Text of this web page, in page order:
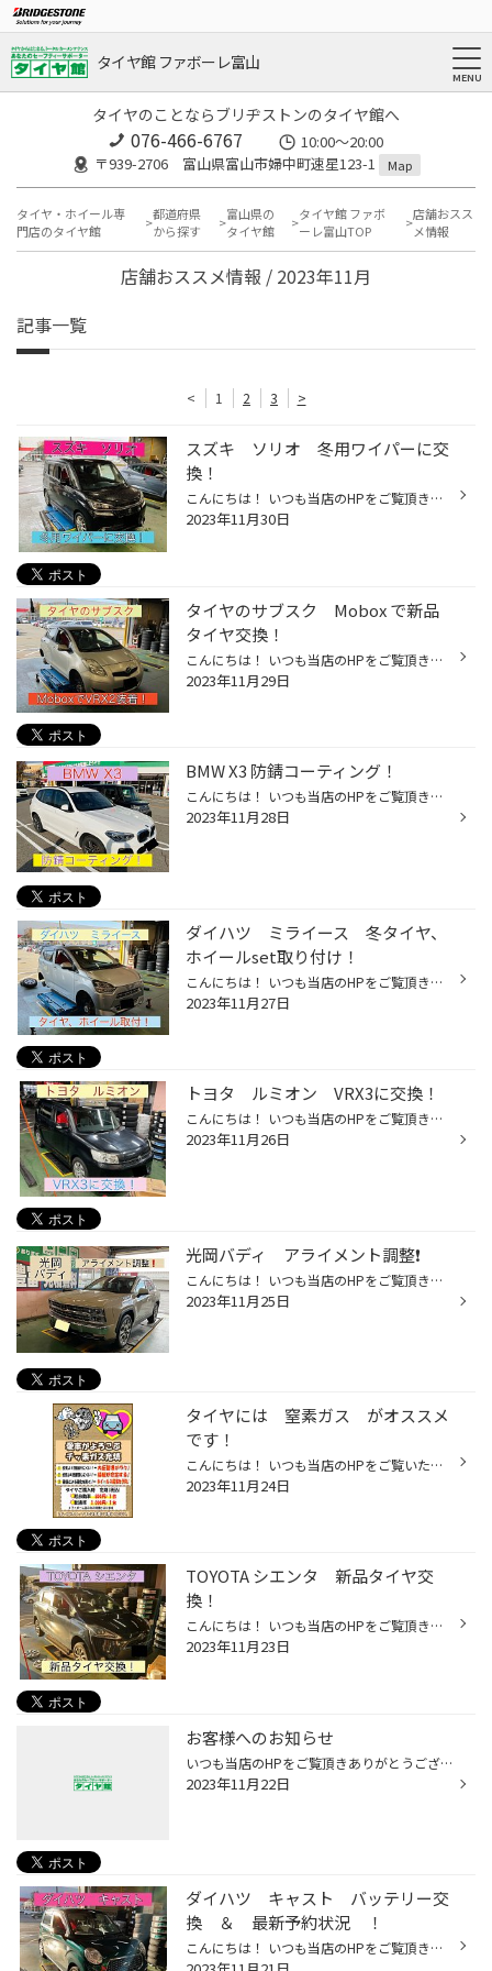
タイヤ館 ファボーレ富山
タイヤのことならブリヂストンのタイヤ館へ
076-466-6767
10:00～20:00
〒939-2706 富山県富山市婦中町速星123-1
Map
タイヤ・ホイール専
門店のタイヤ館
都道府県
から探す
富山県の
タイヤ館
タイヤ館 ファボ
ーレ富山TOP
店舗おスス
メ情報
店舗おススメ情報 / 2023年11月
記事一覧
< 1 2 3 >
スズキ ソリオ 冬用ワイパーに交
換！
こんにちは！ いつも当店のHPをご覧頂きありがとうございます！ 本日は スズキ ソリオ のワイパー交換作業をご紹介！ 実はタイヤと同じようにワイパーにも冬用があるんです！ 通常のワイパーとの違いは凍結防止のためブレードの金属部分を ゴムで覆っているところ！ ワイパーが凍ってしまうとしっか...
2023年11月30日
タイヤのサブスク Mobox で新品
タイヤ交換！
こんにちは！ いつも当店のHPをご覧頂きありがとうございます！ 本日は トヨタ ヴィッツ の新品タイヤ交換をご紹介！ Mobox とはブリヂストンが提案するタイヤとメンテナンスの 新しい買い方の事です！！ いわゆる サブスク です！ 性能がいいタイヤが欲しいけど予算が、、、 なんてお客様にピッタ...
2023年11月29日
BMW X3 防錆コーティング！
こんにちは！ いつも当店のHPをご覧頂きありがとうございます！ 本日は BMW X3 の防錆コーティング作業をご紹介！ 防錆コーティングは冬前の今の時期がベストタイミング(｀・ω・´)ゞ 錆びは進行するとパーツの欠損にもつながります！ しっかり予防が大事ですね★ 仕上がりは無色透明で違いが分から...
2023年11月28日
ダイハツ ミライース 冬タイヤ、
ホイールset取り付け！
こんにちは！ いつも当店のHPをご覧頂きありがとうございます！ 本日は ミライース の冬タイヤ、ホイール装着作業をご紹介！ 冬タイヤ、ホイールをお持ちではなかったので セットでご購入いただきました！ ホイールは プレオL5 お求めやすいお手頃価格なホイール★ テカテカでかっこいい～ヽ(^o^)丿 ...
2023年11月27日
トヨタ ルミオン VRX3に交換！
こんにちは！ いつも当店のHPをご覧頂きありがとうございます！ 本日は ルミオン の新品タイヤ交換をご紹介！ 交換前は2018年製造の冬タイヤで溝がありません！ 使用限界をあらわすプラットホームが露出しています 店内には分かりやすい模型もあります(^-^) 凍結路面を安心して走行できないような状...
2023年11月26日
光岡バディ アライメント調整❗️
こんにちは！ いつも当店のHPをご覧頂きありがとうございます！ 本日は 光岡 バディのアライメント調整をご紹介！ アメ車ルックで迫力のある顔つきが 最高にかっこいい❗️ 光岡 バディはフロント、リアトゥが調整できます！ 基準値から数値がズレていたので基準値内に調整しました❗️ またのご来店...
2023年11月25日
タイヤには 窒素ガス がオススメ
です！
こんにちは！ いつも当店のHPをご覧いただきありがとうございます！ 当店ではタイヤの中に入れるのは 空気 と 窒素ガス の2種類からお選びいただけます(^-^) 風船と同じようにタイヤの空気は時間が経つと自然に抜けていきます 1ヶ月で約5％も抜けているんです(゜o゜) タイヤの空気圧が適正でないと...
2023年11月24日
TOYOTA シエンタ 新品タイヤ交
換！
こんにちは！ いつも当店のHPをご覧頂きありがとうございます！ 本日は シエンタ の新品タイヤ交換をご紹介！ タイヤ交換でご来店のお客様の冬タイヤを点検したところ 5年使用していて溝が少なくなっていました 冬タイヤは新品から50％減ると冬タイヤとして使用できません 凍結路面を安心して走行し...
2023年11月23日
お客様へのお知らせ
いつも当店のHPをご覧頂きありがとうございます。 連日沢山のお客様にご来店頂きまして 誠にありがとうございます。 ご来店いただいたお客様の対応の為 電話が大変繋がりにくい状況となっております。 ご迷惑をお掛けし申し訳ございません。 当店のHPよりWEB予約も可能ですので、 是非ご利用くださ...
2023年11月22日
ダイハツ キャスト バッテリー交
換 ＆ 最新予約状況 ！
こんにちは！ いつも当店のHPをご覧頂きありがとうございます！ 本日は ダイハツ キャスト のバッテリー交換作業をご紹介！ バッテリー上がりが起きてご来店のお客様です！ 当店に在庫があるバッテリーだったのですぐに交換作業に入ります！ アイドリングストップ車用バッテリー エコロングセーブ I...